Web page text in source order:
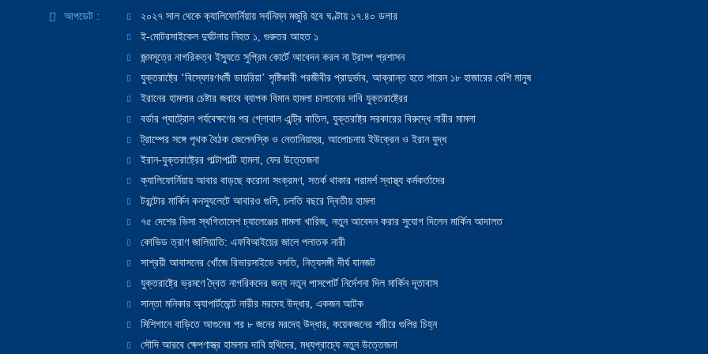
আপডেট :
২০২৭ সাল থেকে ক্যালিফোর্নিয়ায় সর্বনিম্ন মজুরি হবে ঘণ্টায় ১৭.৪০ ডলার
ই-মোটরসাইকেল দুর্ঘটনায় নিহত ১, গুরুতর আহত ১
জন্মসূত্রে নাগরিকত্ব ইস্যুতে সুপ্রিম কোর্টে আবেদন করল না ট্রাম্প প্রশাসন
যুক্তরাষ্ট্রে ‘বিস্ফোরণধর্মী ডায়রিয়া’ সৃষ্টিকারী পরজীবীর প্রাদুর্ভাব, আক্রান্ত হতে পারেন ১৮ হাজারের বেশি মানুষ
ইরানের হামলার চেষ্টার জবাবে ব্যাপক বিমান হামলা চালানোর দাবি যুক্তরাষ্ট্রের
বর্ডার প্যাট্রোল পর্যবেক্ষণের পর গ্লোবাল এন্ট্রি বাতিল, যুক্তরাষ্ট্র সরকারের বিরুদ্ধে নারীর মামলা
ট্রাম্পের সঙ্গে পৃথক বৈঠক জেলেনস্কি ও নেতানিয়াহুর, আলোচনায় ইউক্রেন ও ইরান যুদ্ধ
ইরান-যুক্তরাষ্ট্রের পাল্টাপাল্টি হামলা, ফের উত্তেজনা
ক্যালিফোর্নিয়ায় আবার বাড়ছে করোনা সংক্রমণ, সতর্ক থাকার পরামর্শ স্বাস্থ্য কর্মকর্তাদের
টরন্টোর মার্কিন কনস্যুলেটে আবারও গুলি, চলতি বছরে দ্বিতীয় হামলা
৭৫ দেশের ভিসা স্থগিতাদেশ চ্যালেঞ্জের মামলা খারিজ, নতুন আবেদন করার সুযোগ দিলেন মার্কিন আদালত
কোভিড ত্রাণ জালিয়াতি: এফবিআইয়ের জালে পলাতক নারী
সাশ্রয়ী আবাসনের খোঁজে রিভারসাইডে বসতি, নিত্যসঙ্গী দীর্ঘ যানজট
যুক্তরাষ্ট্রে ভ্রমণে দ্বৈত নাগরিকদের জন্য নতুন পাসপোর্ট নির্দেশনা দিল মার্কিন দূতাবাস
সান্তা মনিকার অ্যাপার্টমেন্টে নারীর মরদেহ উদ্ধার, একজন আটক
মিশিগানে বাড়িতে আগুনের পর ৮ জনের মরদেহ উদ্ধার, কয়েকজনের শরীরে গুলির চিহ্ন
সৌদি আরবে ক্ষেপণাস্ত্র হামলার দাবি হুথিদের, মধ্যপ্রাচ্যে নতুন উত্তেজনা